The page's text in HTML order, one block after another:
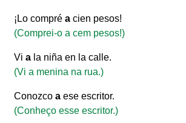
¡Lo compréa cien pesos!
(Comprei-o a cem pesos!)
Via la niña en la calle.
(Vi a menina na rua.)
Conozcoa ese escritor.
(Conheço esse escritor.)